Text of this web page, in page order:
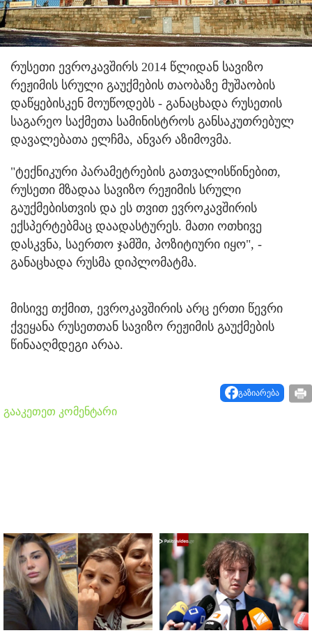
რუსეთი ევროკავშირს 2014 წლიდან სავიზო
რეჟიმის სრული გაუქმების თაობაზე მუშაობის
დაწყებისკენ მოუწოდებს - განაცხადა რუსეთის
საგარეო საქმეთა სამინისტროს განსაკუთრებულ
დავალებათა ელჩმა, ანვარ აზიმოვმა.
"ტექნიკური პარამეტრების გათვალისწინებით,
რუსეთი მზადაა სავიზო რეჟიმის სრული
გაუქმებისთვის და ეს თვით ევროკავშირის
ექსპერტებმაც დაადასტურეს. მათი ოთხივე
დასკვნა, საერთო ჯამში, პოზიტიური იყო", -
განაცხადა რუსმა დიპლომატმა.
მისივე თქმით, ევროკავშირის არც ერთი წევრი
ქვეყანა რუსეთთან სავიზო რეჟიმის გაუქმების
წინააღმდეგი არაა.
გაზიარება
გააკეთეთ კომენტარი